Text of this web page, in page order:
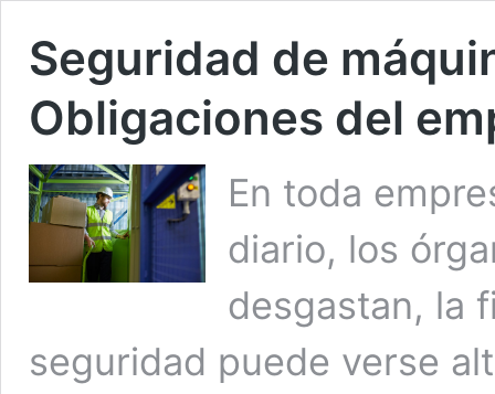
Seguridad de
Obligaciones del
En toda
diario, los
desgastan, la
seguridad puede verse